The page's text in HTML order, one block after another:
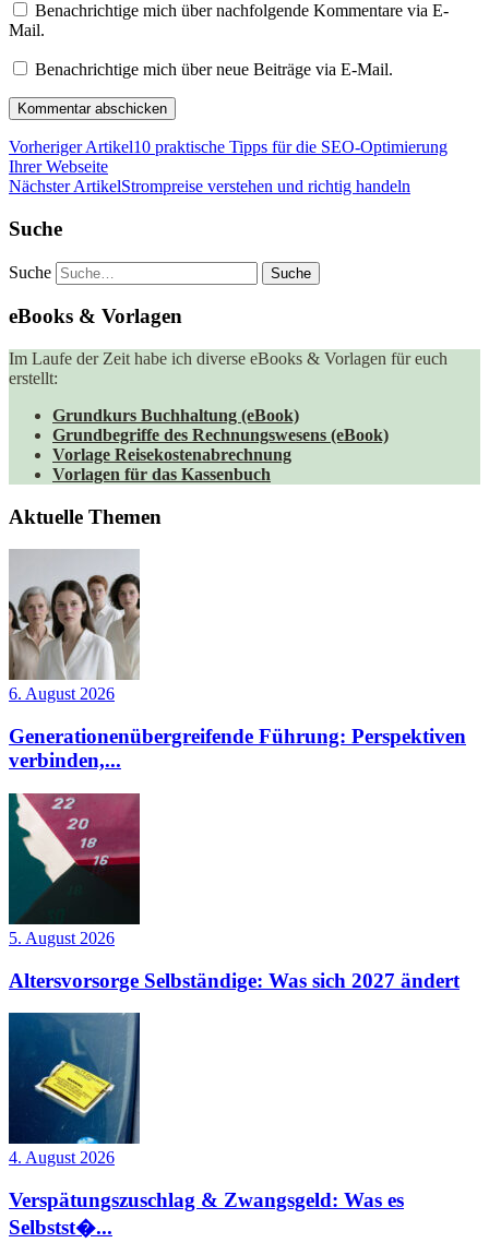
Benachrichtige mich über nachfolgende Kommentare via E-
Mail.
Benachrichtige mich über neue Beiträge via E-Mail.
Vorheriger Artikel10 praktische Tipps für die SEO-Optimierung
Ihrer Webseite
Nächster ArtikelStrompreise verstehen und richtig handeln
Suche
Suche
eBooks & Vorlagen
Im Laufe der Zeit habe ich diverse eBooks & Vorlagen für euch
erstellt:
Grundkurs Buchhaltung (eBook)
Grundbegriffe des Rechnungswesens (eBook)
Vorlage Reisekostenabrechnung
Vorlagen für das Kassenbuch
Aktuelle Themen
6. August 2026
Generationenübergreifende Führung: Perspektiven
verbinden,...
5. August 2026
Altersvorsorge Selbständige: Was sich 2027 ändert
4. August 2026
Verspätungszuschlag & Zwangsgeld: Was es
Selbstst�...